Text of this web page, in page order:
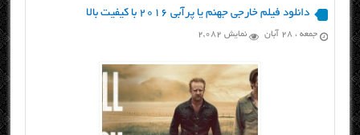
دانلود فیلم خارجی جهنم یا پرآبی ۲۰۱۶ با کیفیت بالا
جمعه ، ۲۸ آبان نمایش 2,082